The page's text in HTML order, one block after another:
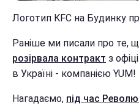
Логотип KFC на Будинку
Раніше ми писали про те,
розірвала контракт з
в Україні - компанією YUM!
Нагадаємо, під час